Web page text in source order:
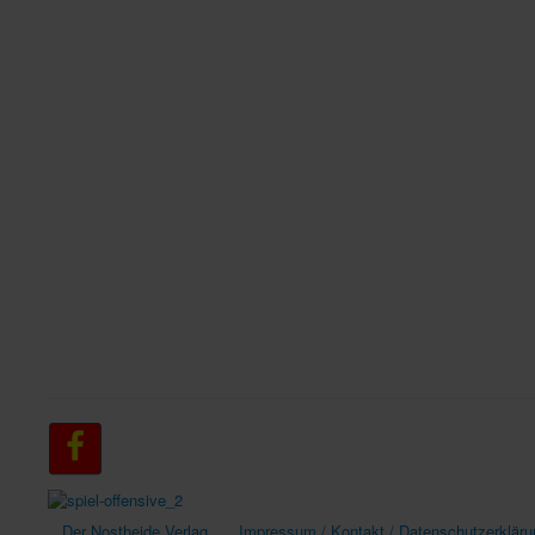
Der Nostheide Verlag Impressum / Kontakt /